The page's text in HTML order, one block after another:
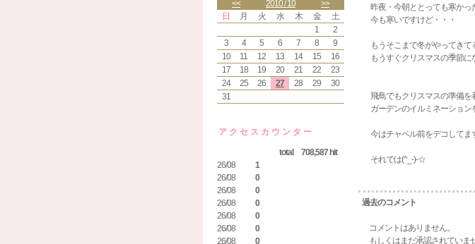
<< 2010 / 10
>>
日
月 火 水 木 金
土
1
2
3
4 5 6 7 8
9
10
11 12 13 14 15
16
17
18 19 20 21 22
23
24
25 26 27 28 29
30
31
アクセスカウンター
total 708,587 hit
26/08
1
26/08
0
26/08
0
26/08
0
26/08
0
26/08
0
26/08
0
昨夜・今朝ととっても寒かっ
今も寒いですけど・・・
もうそこまで冬がやってきて
もうすぐクリスマスの季節に
飛鳥でもクリスマスの準備を
ガーデンのイルミネーション
今はチャペル前をデコしてま
それでは(^_-)-☆
過去のコメント
コメントはありません。
もしくはまだ承認されていま